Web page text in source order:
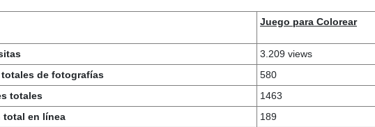
Juego para Colorear
3.209 views
totales de fotografías
580
totales
1463
total en línea
189